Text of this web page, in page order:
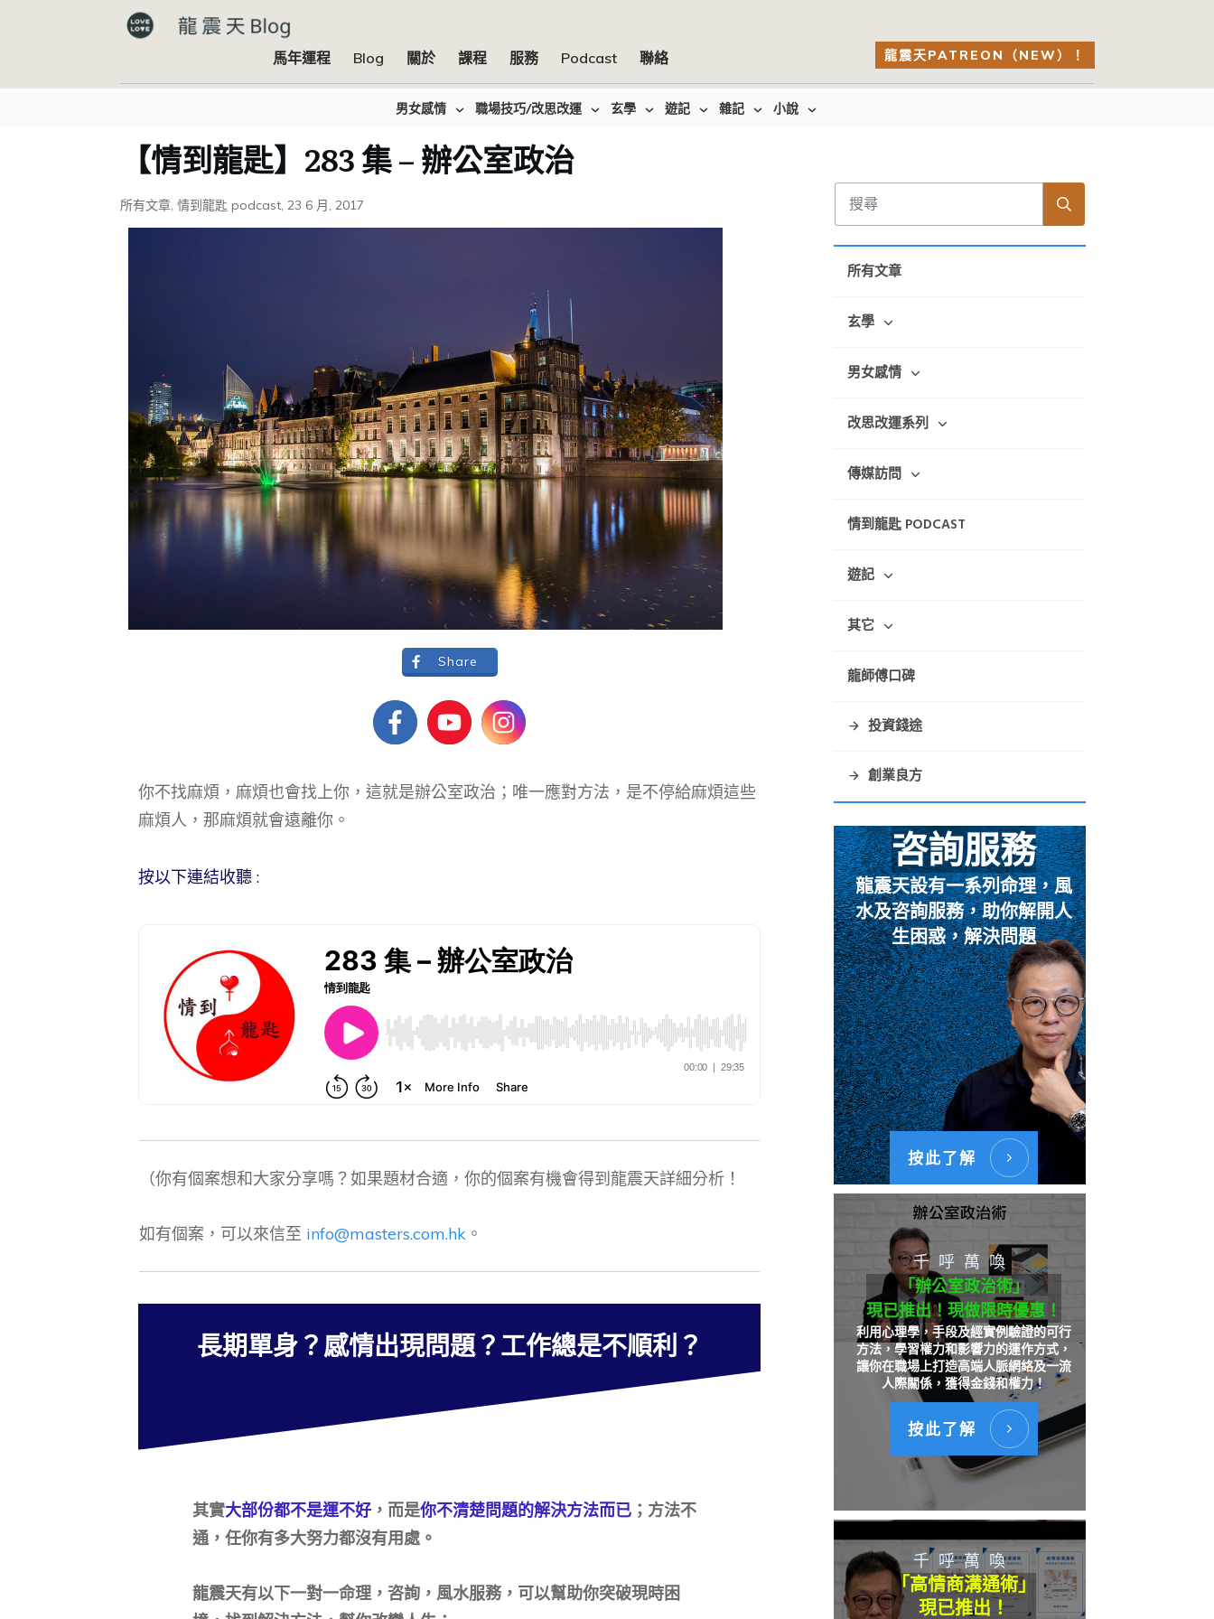
馬年運程 Blog 關於 課程 服務 Podcast 聯絡 龍震天PATREON（NEW）！
男女感情 職場技巧/改思改運 玄學 遊記 雜記 小說
【情到龍匙】283 集 – 辦公室政治
所有文章, 情到龍匙 podcast, 23 6 月, 2017
Share
你不找麻煩，麻煩也會找上你，這就是辦公室政治；唯一應對方法，是不停給麻煩這些
麻煩人，那麻煩就會遠離你。
按以下連結收聽 :
（你有個案想和大家分享嗎？如果題材合適，你的個案有機會得到龍震天詳細分析！
如有個案，可以來信至 info@masters.com.hk 。
長期單身？感情出現問題？工作總是不順利？
其實大部份都不是運不好 ，而是你不清楚問題的解決方法而已 ；方法不
通，任你有多大努力都沒有用處。
龍震天有以下一對一命理，咨詢，風水服務，可以幫助你突破現時困
所有文章
玄學
男女感情
改思改運系列
傳媒訪問
情到龍匙 PODCAST
遊記
其它
龍師傅口碑
投資錢途
創業良方
咨詢服務
龍震天設有一系列命理，風
水及咨詢服務，助你解開人
生困惑，解決問題
按此了解
千呼萬喚
「辦公室政治術」
現已推出！現做限時優惠！
利用心理學，手段及經實例驗證的可行
方法，學習權力和影響力的運作方式，
讓你在職場上打造高端人脈網絡及一流
人際關係，獲得金錢和權力！
按此了解
千呼萬喚
「高情商溝通術」
現已推出！